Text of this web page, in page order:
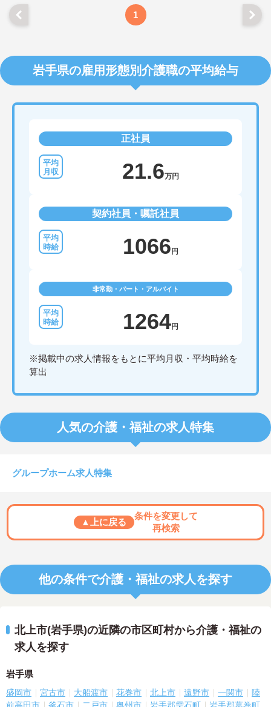
1
岩手県の雇用形態別介護職の平均給与
正社員
21.6万円
契約社員・嘱託社員
1066 円
非常勤・パート・アルバイト
1264円
※掲載中の求人情報をもとに平均月収・平均時給を
算出
人気の介護・福祉の求人特集
グループホーム求人特集
▲上に戻る
条件を変更して
再検索
他の条件で介護・福祉の求人を探す
北上市(岩手県)の近隣の市区町村から介護・福祉の
求人を探す
岩手県
盛岡市 宮古市 大船渡市 花巻市 北上市 遠野市 一関市
陸